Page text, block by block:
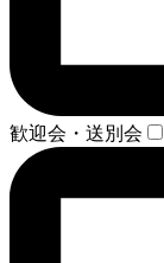
歓迎会・送別会